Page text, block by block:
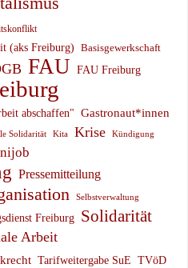
(aks Freiburg) Basisgewerkschaft
FAU FAU Freiburg
abschaffen" Gastronaut*innen
Solidarität Kita Krise Kündigung
Pressemitteilung
Selbstverwaltung
Freiburg Solidarität
Arbeit
Tarifweitergabe SuE TVöD